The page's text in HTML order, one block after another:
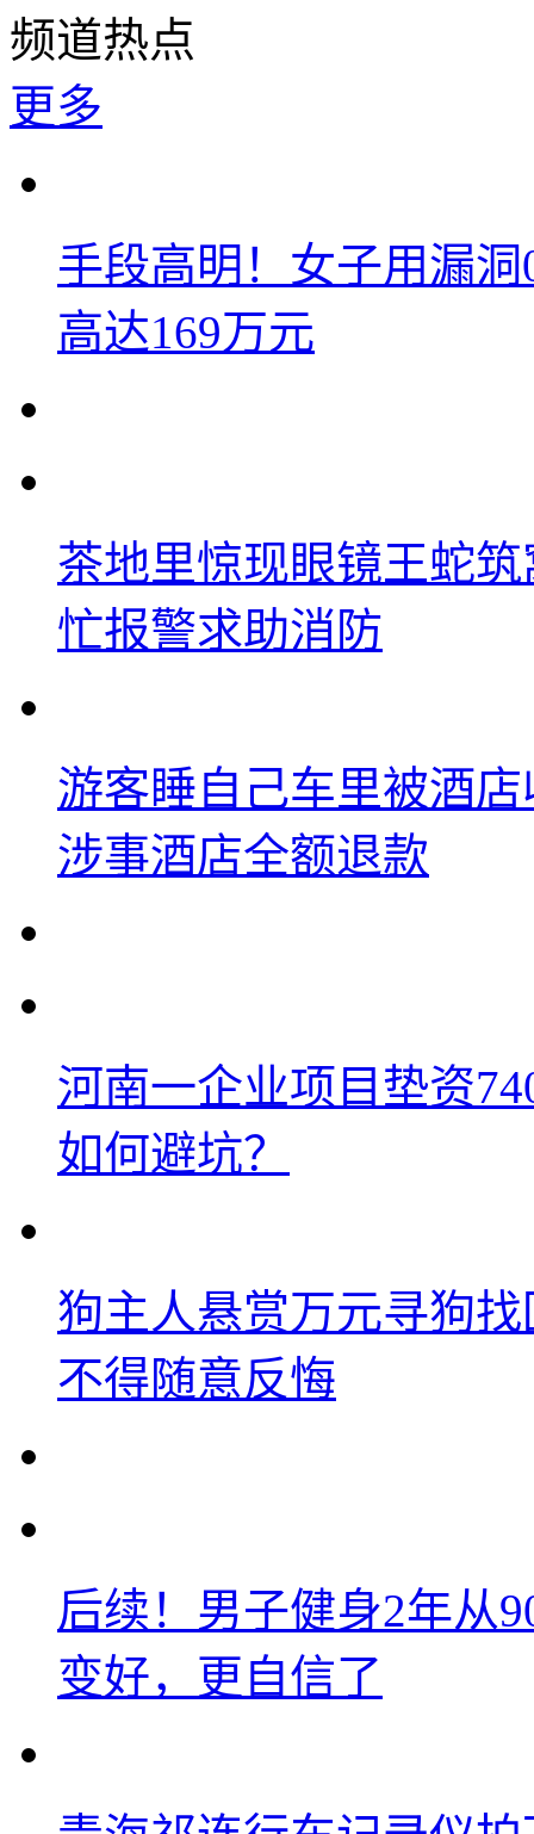
频道热点
更多
手段高明！女子用漏
高达169万元
茶地里惊现眼镜王蛇
忙报警求助消防
游客睡自己车里被酒
涉事酒店全额退款
河南一企业项目垫资
如何避坑？
狗主人悬赏万元寻狗
不得随意反悔
后续！男子健身2年从
变好，更自信了